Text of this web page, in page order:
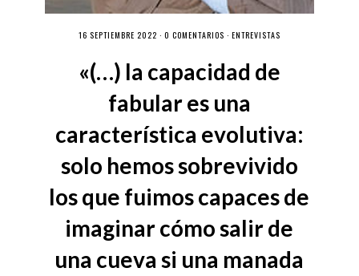
16 SEPTIEMBRE 2022 · 0 COMENTARIOS · ENTREVISTAS
«(…) la capacidad de
fabular es una
característica evolutiva:
solo hemos sobrevivido
los que fuimos capaces de
imaginar cómo salir de
una cueva si una manada